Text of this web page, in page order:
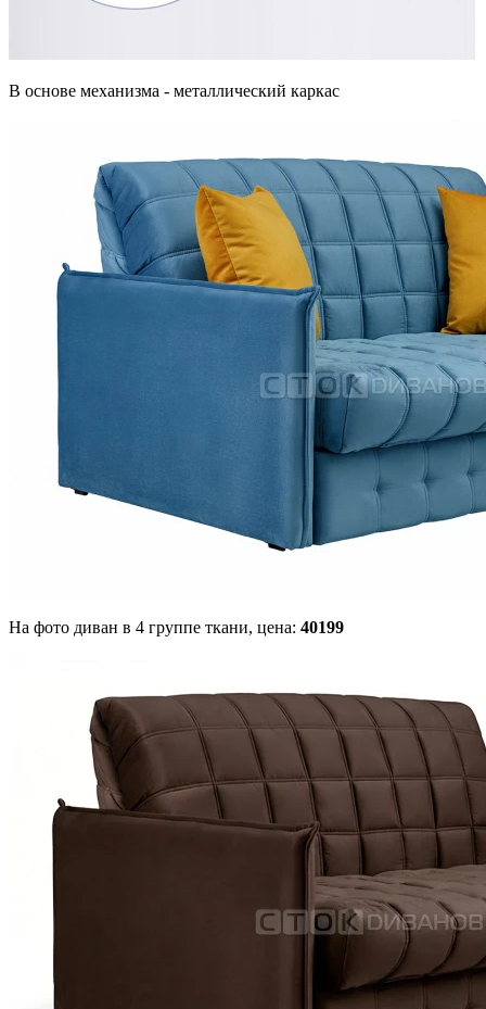
В основе механизма - металлический каркас
На фото диван в 4 группе ткани, цена: 40199